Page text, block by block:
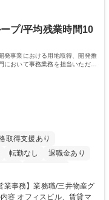
の業務をサポート頂きま
したお客様の多様なニー
貫して手掛けています。
トップサービスが最大の強
力：英語 資格：
プ/平均残業時間10
発事業における用地取得、開発推
おいて事務業務を担当いただき
取得支援あり
転勤なし
退職金あり